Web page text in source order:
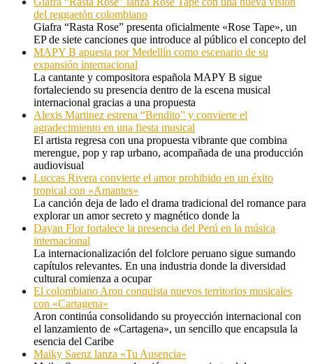
del reggaetón colombiano
Giafra “Rasta Rose” presenta oficialmente «Rose Tape», un
EP de siete canciones que introduce al público el concepto del
MAPY B apuesta por Medellín como escenario de su
expansión internacional
La cantante y compositora española MAPY B sigue
fortaleciendo su presencia dentro de la escena musical
internacional gracias a una propuesta
Alexis Martinez estrena “Bendito” y convierte el
agradecimiento en una fiesta musical
El artista regresa con una propuesta vibrante que combina
merengue, pop y rap urbano, acompañada de una producción
audiovisual
Luccas Rivera convierte el amor prohibido en un éxito
tropical con «Amantes»
La canción deja de lado el drama tradicional del romance para
explorar un amor secreto y magnético donde la
Dayan Flor fortalece la presencia del Perú en la música
internacional
La internacionalización del folclore peruano sigue sumando
capítulos relevantes. En una industria donde la diversidad
cultural comienza a ocupar
El colombiano Aron conquista nuevos territorios musicales
con «Cartagena»
Aron continúa consolidando su proyección internacional con
el lanzamiento de «Cartagena», un sencillo que encapsula la
esencia del Caribe
Maiky Saenz lanza «Tu Ausencia»